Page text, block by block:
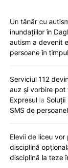
Un tânăr cu
inundațiilor în
autism a devenit
persoane în
Serviciul 112
auz și vorbire pot
Expresul la
SMS de
Elevii de liceu
disciplină
disciplină la teze